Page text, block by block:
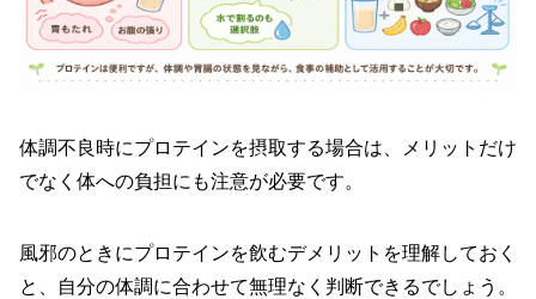
体調不良時にプロテインを摂取する場合は、メリットだけ
でなく体への負担にも注意が必要です。
風邪のときにプロテインを飲むデメリットを理解しておく
と、自分の体調に合わせて無理なく判断できるでしょう。